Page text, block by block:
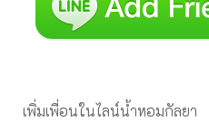
เพิ่มเพื่อนในไลน์น้ำหอมกัลยา